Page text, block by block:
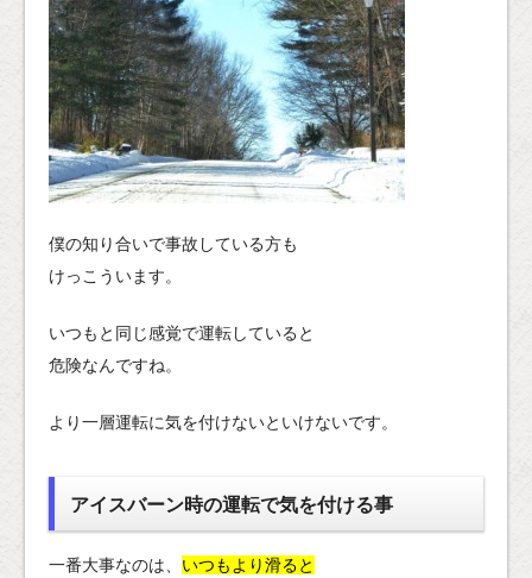
僕の知り合いで事故している方も
けっこういます。
いつもと同じ感覚で運転していると
危険なんですね。
より一層運転に気を付けないといけないです。
アイスバーン時の運転で気を付ける事
一番大事なのは、 いつもより滑ると